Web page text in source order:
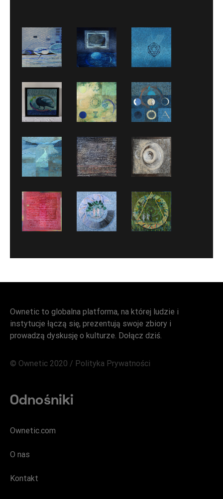
Ownetic to globalna platforma, na której ludzie i
instytucje łączą się, prezentują swoje zbiory i
prowadzą dyskusję o kulturze. Dołącz dziś.
© Ownetic 2020 / Polityka Prywatności
Odnośniki
Ownetic.com
O nas
Kontakt